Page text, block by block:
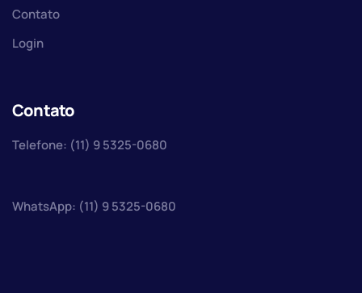
Contato
Login
Contato
Telefone: (11) 9 5325-0680
WhatsApp: (11) 9 5325-0680